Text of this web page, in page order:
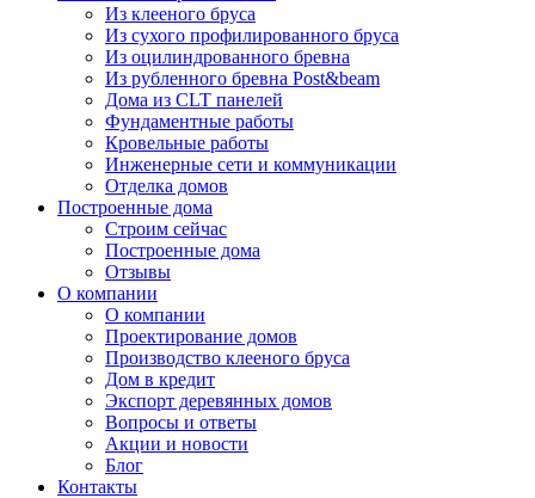
Из клееного бруса
Из сухого профилированного бруса
Из оцилиндрованного бревна
Из рубленного бревна Post&beam
Дома из CLT панелей
Фундаментные работы
Кровельные работы
Инженерные сети и коммуникации
Отделка домов
Построенные дома
Строим сейчас
Построенные дома
Отзывы
О компании
О компании
Проектирование домов
Производство клееного бруса
Дом в кредит
Экспорт деревянных домов
Вопросы и ответы
Акции и новости
Блог
Контакты